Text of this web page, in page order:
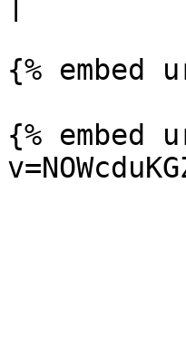
{% embed
{% embed